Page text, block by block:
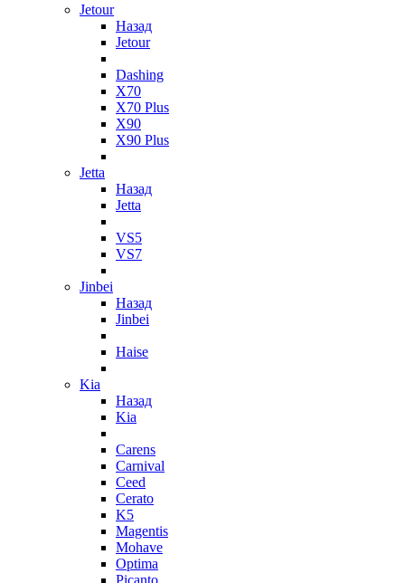
Jetour
Назад
Jetour
Dashing
X70
X70 Plus
X90
X90 Plus
Jetta
Назад
Jetta
VS5
VS7
Jinbei
Назад
Jinbei
Haise
Kia
Назад
Kia
Carens
Carnival
Ceed
Cerato
K5
Magentis
Mohave
Optima
Picanto